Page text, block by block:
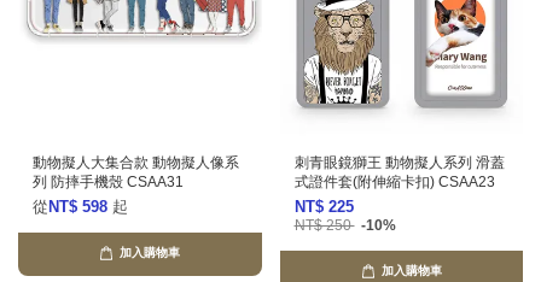
動物擬人大集合款 動物擬人像系
列 防摔手機殼 CSAA31
從 NT$ 598 起
加入購物車
刺青眼鏡獅王 動物擬人系列 滑蓋
式證件套(附伸縮卡扣) CSAA23
NT$ 225
NT$ 250 -10%
加入購物車